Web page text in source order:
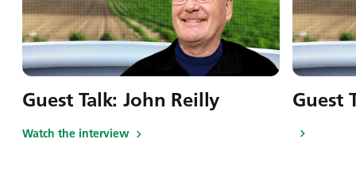
Guest Talk: John Reilly
Watch the interview
Guest